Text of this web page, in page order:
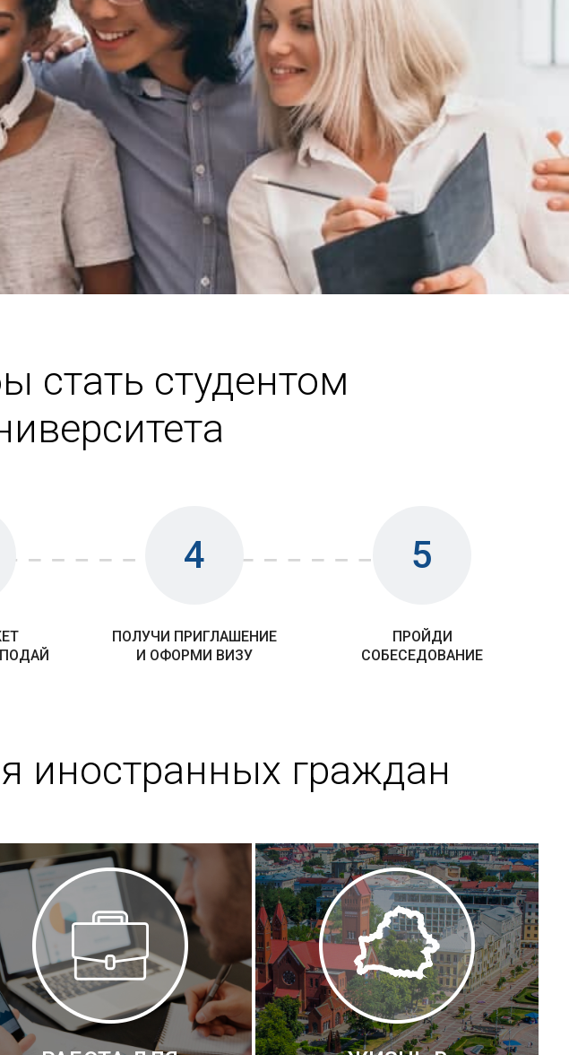
стать студентом
4
ПОЛУЧИ ПРИГЛАШЕНИЕ
И ОФОРМИ ВИЗУ
5
ПРОЙДИ
СОБЕСЕДОВАНИЕ
иностранных граждан